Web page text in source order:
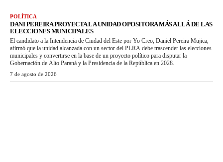
POLÍTICA
DANI PEREIRA PROYECTA LA UNIDAD OPOSITORA MÁS ALLÁ DE LAS
ELECCIONES MUNICIPALES
El candidato a la Intendencia de Ciudad del Este por Yo Creo, Daniel Pereira Mujica,
afirmó que la unidad alcanzada con un sector del PLRA debe trascender las elecciones
municipales y convertirse en la base de un proyecto político para disputar la
Gobernación de Alto Paraná y la Presidencia de la República en 2028.
7 de agosto de 2026